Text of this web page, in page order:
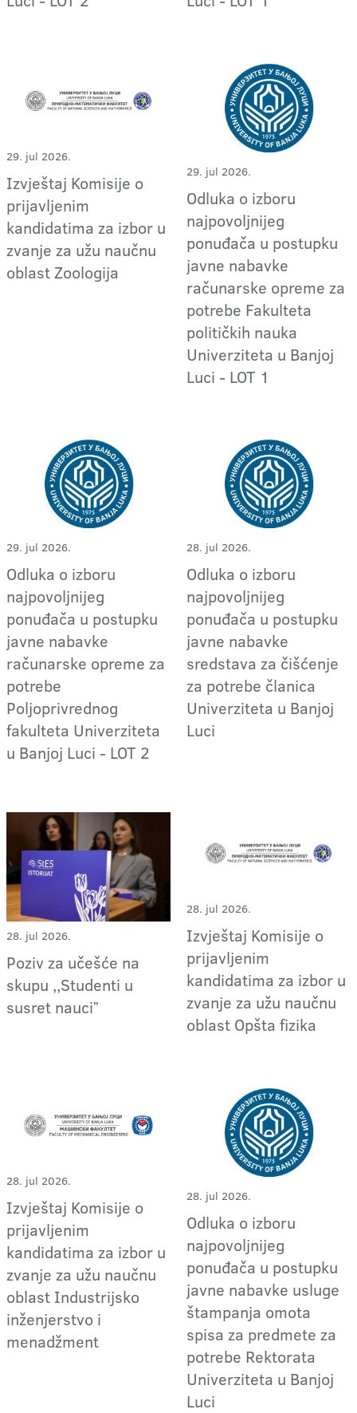
29. jul 2026.
Izvještaj Komisije o
prijavljenim
kandidatima za izbor u
zvanje za užu naučnu
oblast Zoologija
29. jul 2026.
Odluka o izboru
najpovoljnijeg
ponuđača u postupku
javne nabavke
računarske opreme za
potrebe Fakulteta
političkih nauka
Univerziteta u Banjoj
Luci - LOT 1
29. jul 2026.
Odluka o izboru
najpovoljnijeg
ponuđača u postupku
javne nabavke
računarske opreme za
potrebe
Poljoprivrednog
fakulteta Univerziteta
u Banjoj Luci - LOT 2
28. jul 2026.
Odluka o izboru
najpovoljnijeg
ponuđača u postupku
javne nabavke
sredstava za čišćenje
za potrebe članica
Univerziteta u Banjoj
Luci
28. jul 2026.
Poziv za učešće na
skupu ,,Studenti u
susret nauciˮ
28. jul 2026.
Izvještaj Komisije o
prijavljenim
kandidatima za izbor u
zvanje za užu naučnu
oblast Opšta fizika
28. jul 2026.
Izvještaj Komisije o
prijavljenim
kandidatima za izbor u
zvanje za užu naučnu
oblast Industrijsko
inženjerstvo i
menadžment
28. jul 2026.
Odluka o izboru
najpovoljnijeg
ponuđača u postupku
javne nabavke usluge
štampanja omota
spisa za predmete za
potrebe Rektorata
Univerziteta u Banjoj
Luci